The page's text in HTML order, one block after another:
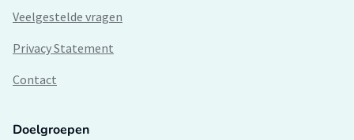
Veelgestelde vragen
Privacy Statement
Contact
Doelgroepen